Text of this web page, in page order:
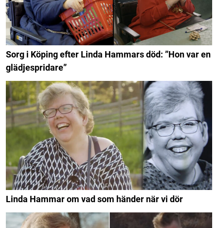
Sorg i Köping efter Linda Hammars död: ”Hon var en
glädjespridare”
Linda Hammar om vad som händer när vi dör